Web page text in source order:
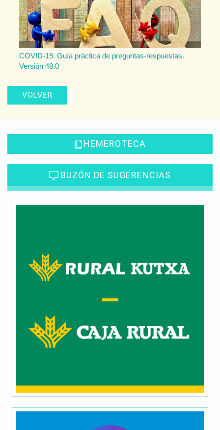
COVID-19. Guía práctica de preguntas-respuestas.
Versión 48.0
VOLVER
HEMEROTECA
BUZÓN DE SUGERENCIAS